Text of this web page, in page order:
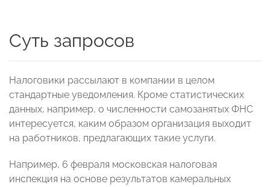
Суть запросов
Налоговики рассылают в компании в целом
стандартные уведомления. Кроме статистических
данных, например, о численности самозанятых ФНС
интересуется, каким образом организация выходит
на работников, предлагающих такие услуги.
Например, 6 февраля московская налоговая
инспекция на основе результатов камеральных